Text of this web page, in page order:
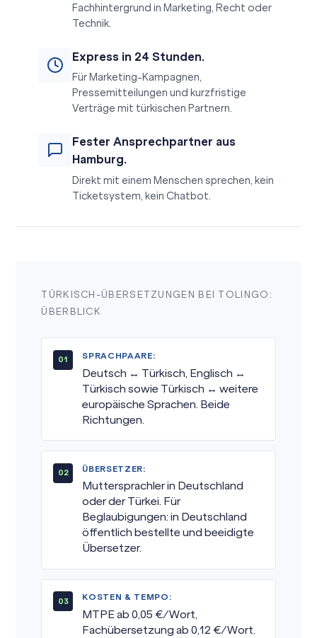
Fachhintergrund in Marketing, Recht oder
Technik.
Express in 24 Stunden.
Für Marketing-Kampagnen,
Pressemitteilungen und kurzfristige
Verträge mit türkischen Partnern.
Fester Ansprechpartner aus
Hamburg.
Direkt mit einem Menschen sprechen, kein
Ticketsystem, kein Chatbot.
TÜRKISCH-ÜBERSETZUNGEN BEI TOLINGO:
ÜBERBLICK
SPRACHPAARE:
Deutsch ↔ Türkisch, Englisch ↔
Türkisch sowie Türkisch ↔ weitere
europäische Sprachen. Beide
Richtungen.
ÜBERSETZER:
Muttersprachler in Deutschland
oder der Türkei. Für
Beglaubigungen: in Deutschland
öffentlich bestellte und beeidigte
Übersetzer.
KOSTEN & TEMPO:
MTPE ab 0,05 €/Wort,
Fachübersetzung ab 0,12 €/Wort.